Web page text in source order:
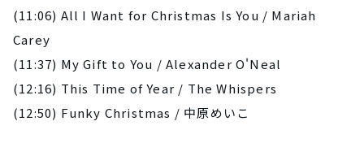
(11:06) All I Want for Christmas Is You / Mariah
Carey
(11:37) My Gift to You / Alexander O'Neal
(12:16) This Time of Year / The Whispers
(12:50) Funky Christmas / 中原めいこ